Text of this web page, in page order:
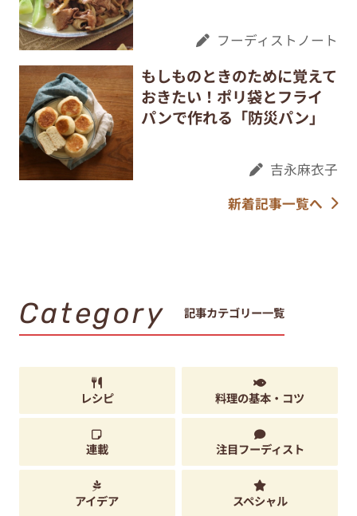
フーディストノート
もしものときのために覚えて
おきたい！ポリ袋とフライ
パンで作れる「防災パン」
吉永麻衣子
新着記事一覧へ
Category 記事カテゴリー一覧
レシピ 料理の基本・コツ
連載 注目フーディスト
アイデア スペシャル